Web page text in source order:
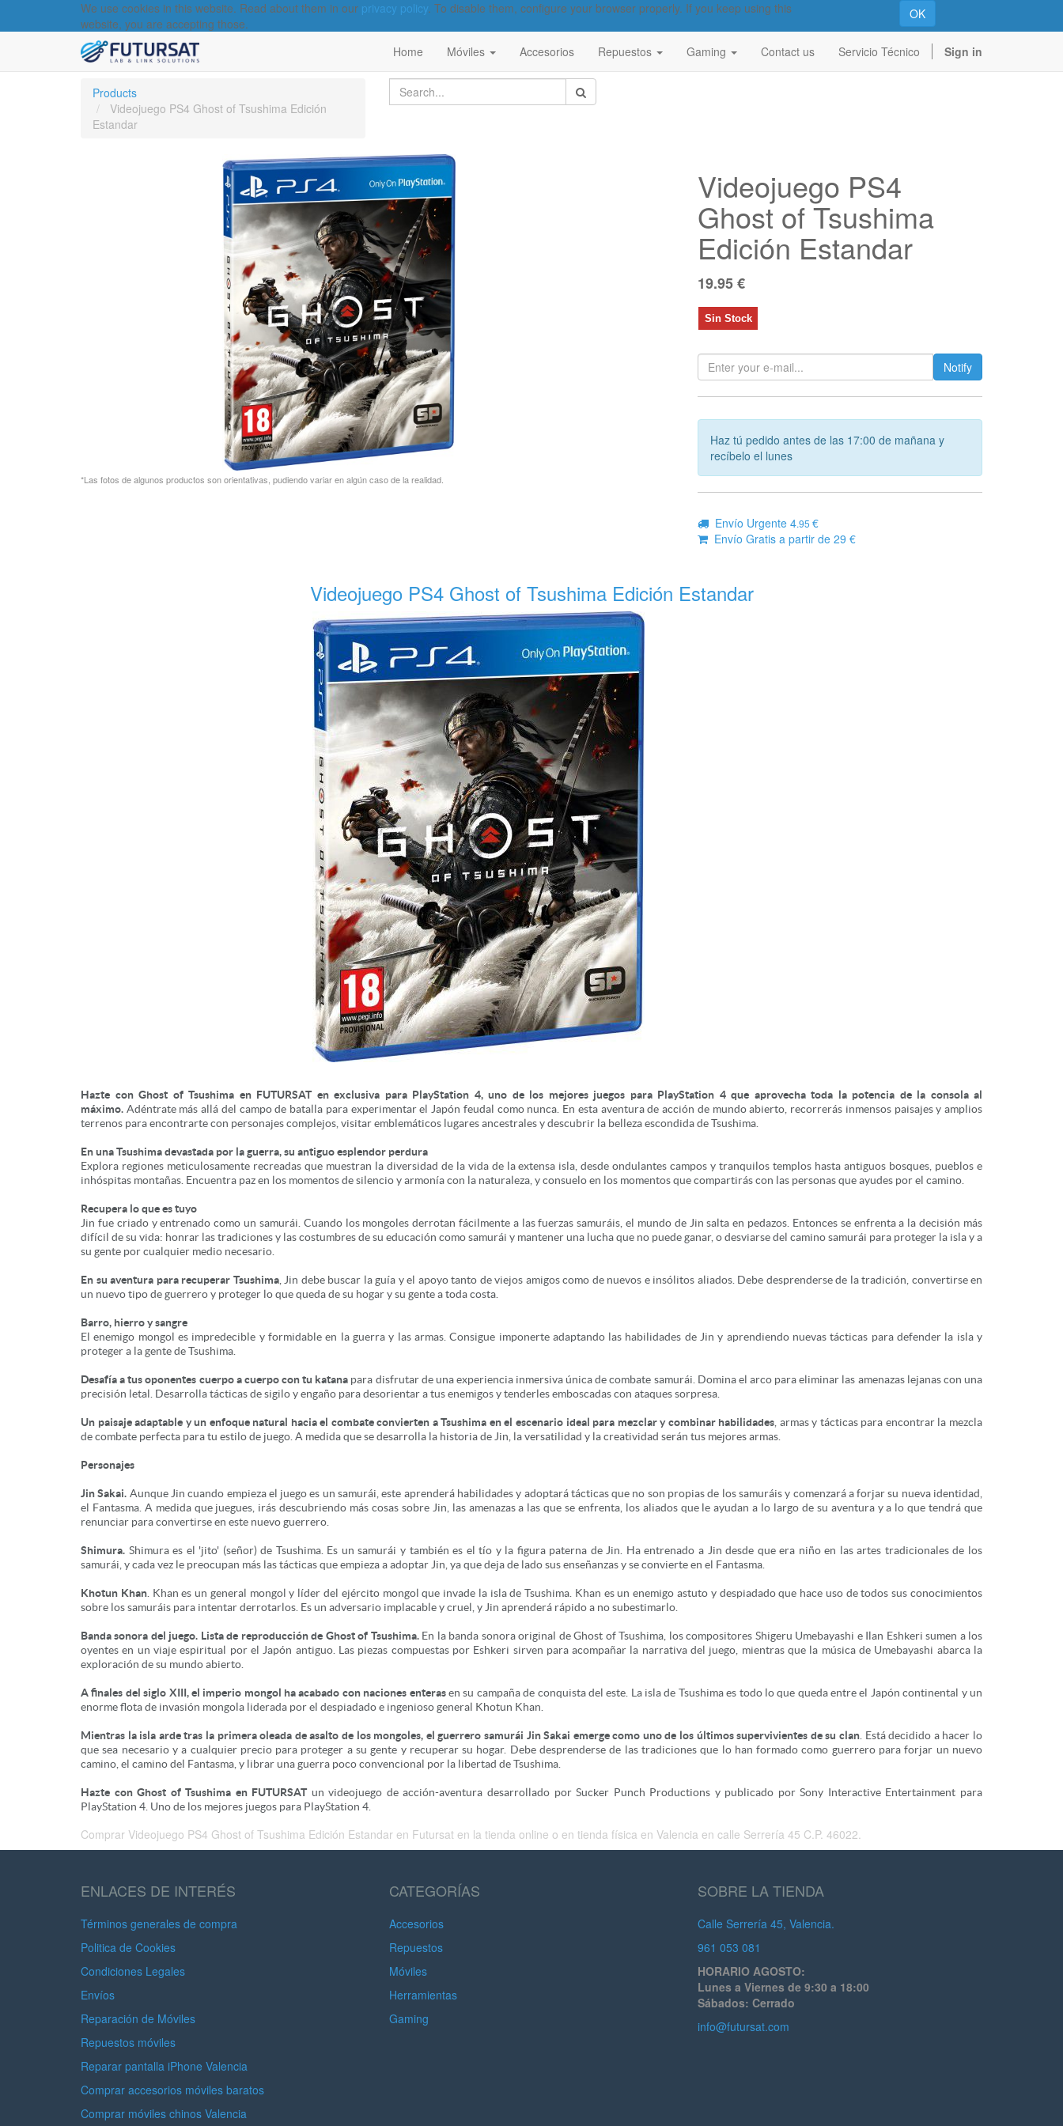
We use cookies in this website. Read about them in our privacy policy. To disable them, configure your browser properly. If you keep using this
website, you are accepting those.
OK
Home Móviles Accesorios Repuestos Gaming Contact us Servicio Técnico Sign in
Products
Videojuego PS4 Ghost of Tsushima Edición
Estandar
*Las fotos de algunos productos son orientativas, pudiendo variar en algún caso de la realidad.
Videojuego PS4
Ghost of Tsushima
Edición Estandar
19.95€
Sin Stock
Notify
Haz tú pedido antes de las 17:00 de mañana y
recíbelo el lunes
Envío Urgente 4.95 €
Envío Gratis a partir de 29 €
Videojuego PS4 Ghost of Tsushima Edición Estandar
Hazte con Ghost of Tsushima en FUTURSAT en exclusiva para PlayStation 4, uno de los mejores juegos para PlayStation 4 que aprovecha toda la potencia de la consola al
máximo. Adéntrate más allá del campo de batalla para experimentar el Japón feudal como nunca. En esta aventura de acción de mundo abierto, recorrerás inmensos paisajes y amplios
terrenos para encontrarte con personajes complejos, visitar emblemáticos lugares ancestrales y descubrir la belleza escondida de Tsushima.
En una Tsushima devastada por la guerra, su antiguo esplendor perdura
Explora regiones meticulosamente recreadas que muestran la diversidad de la vida de la extensa isla, desde ondulantes campos y tranquilos templos hasta antiguos bosques, pueblos e
inhóspitas montañas. Encuentra paz en los momentos de silencio y armonía con la naturaleza, y consuelo en los momentos que compartirás con las personas que ayudes por el camino.
Recupera lo que es tuyo
Jin fue criado y entrenado como un samurái. Cuando los mongoles derrotan fácilmente a las fuerzas samuráis, el mundo de Jin salta en pedazos. Entonces se enfrenta a la decisión más
difícil de su vida: honrar las tradiciones y las costumbres de su educación como samurái y mantener una lucha que no puede ganar, o desviarse del camino samurái para proteger la isla y a
su gente por cualquier medio necesario.
En su aventura para recuperar Tsushima, Jin debe buscar la guía y el apoyo tanto de viejos amigos como de nuevos e insólitos aliados. Debe desprenderse de la tradición, convertirse en
un nuevo tipo de guerrero y proteger lo que queda de su hogar y su gente a toda costa.
Barro, hierro y sangre
El enemigo mongol es impredecible y formidable en la guerra y las armas. Consigue imponerte adaptando las habilidades de Jin y aprendiendo nuevas tácticas para defender la isla y
proteger a la gente de Tsushima.
Desafía a tus oponentes cuerpo a cuerpo con tu katana para disfrutar de una experiencia inmersiva única de combate samurái. Domina el arco para eliminar las amenazas lejanas con una
precisión letal. Desarrolla tácticas de sigilo y engaño para desorientar a tus enemigos y tenderles emboscadas con ataques sorpresa.
Un paisaje adaptable y un enfoque natural hacia el combate convierten a Tsushima en el escenario ideal para mezclar y combinar habilidades , armas y tácticas para encontrar la mezcla
de combate perfecta para tu estilo de juego. A medida que se desarrolla la historia de Jin, la versatilidad y la creatividad serán tus mejores armas.
Personajes
Jin Sakai. Aunque Jin cuando empieza el juego es un samurái, este aprenderá habilidades y adoptará tácticas que no son propias de los samuráis y comenzará a forjar su nueva identidad,
el Fantasma. A medida que juegues, irás descubriendo más cosas sobre Jin, las amenazas a las que se enfrenta, los aliados que le ayudan a lo largo de su aventura y a lo que tendrá que
renunciar para convertirse en este nuevo guerrero.
Shimura. Shimura es el 'jito' (señor) de Tsushima. Es un samurái y también es el tío y la figura paterna de Jin. Ha entrenado a Jin desde que era niño en las artes tradicionales de los
samurái, y cada vez le preocupan más las tácticas que empieza a adoptar Jin, ya que deja de lado sus enseñanzas y se convierte en el Fantasma.
Khotun Khan. Khan es un general mongol y líder del ejército mongol que invade la isla de Tsushima. Khan es un enemigo astuto y despiadado que hace uso de todos sus conocimientos
sobre los samuráis para intentar derrotarlos. Es un adversario implacable y cruel, y Jin aprenderá rápido a no subestimarlo.
Banda sonora del juego. Lista de reproducción de Ghost of Tsushima.En la banda sonora original de Ghost of Tsushima, los compositores Shigeru Umebayashi e Ilan Eshkeri sumen a los
oyentes en un viaje espiritual por el Japón antiguo. Las piezas compuestas por Eshkeri sirven para acompañar la narrativa del juego, mientras que la música de Umebayashi abarca la
exploración de su mundo abierto.
A finales del siglo XIII, el imperio mongol ha acabado con naciones enterasen su campaña de conquista del este. La isla de Tsushima es todo lo que queda entre el Japón continental y un
enorme flota de invasión mongola liderada por el despiadado e ingenioso general Khotun Khan.
Mientras la isla arde tras la primera oleada de asalto de los mongoles, el guerrero samurái Jin Sakai emerge como uno de los últimos supervivientes de su clan . Está decidido a hacer lo
que sea necesario y a cualquier precio para proteger a su gente y recuperar su hogar. Debe desprenderse de las tradiciones que lo han formado como guerrero para forjar un nuevo
camino, el camino del Fantasma, y librar una guerra poco convencional por la libertad de Tsushima.
Hazte con Ghost of Tsushima en FUTURSAT un videojuego de acción-aventura desarrollado por Sucker Punch Productions y publicado por Sony Interactive Entertainment para
PlayStation 4. Uno de los mejores juegos para PlayStation 4.
Comprar Videojuego PS4 Ghost of Tsushima Edición Estandar en Futursat en la tienda online o en tienda física en Valencia en calle Serrería 45 C.P. 46022.
ENLACES DE INTERÉS
Términos generales de compra
Politica de Cookies
Condiciones Legales
Envíos
Reparación de Móviles
Repuestos móviles
Reparar pantalla iPhone Valencia
Comprar accesorios móviles baratos
Comprar móviles chinos Valencia
CATEGORÍAS
Accesorios
Repuestos
Móviles
Herramientas
Gaming
SOBRE LA TIENDA
Calle Serrería 45, Valencia.
961 053 081
HORARIO AGOSTO:
Lunes a Viernes de 9:30 a 18:00
Sábados: Cerrado
info@futursat.com